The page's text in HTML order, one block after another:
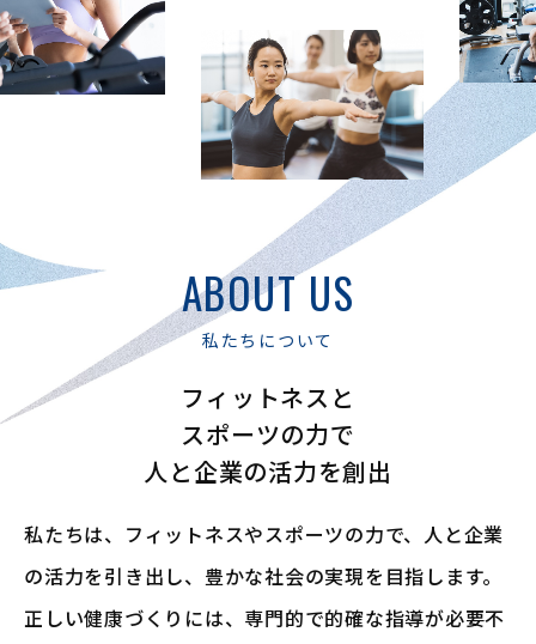
ABOUT US
私たちについて
フィットネスと
スポーツの力で
人と企業の活力を創出
私たちは、フィットネスやスポーツの力で、 人と企業
の活力を引き出し、豊かな社会の実現を目指します。
正しい健康づくりには、専門的で的確な指導が必要不